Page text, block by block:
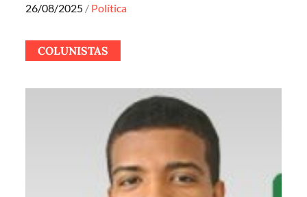
Posted
26/08/2025 Política
COLUNISTAS